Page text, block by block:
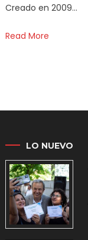
Creado en 2009…
Read More
LO NUEVO